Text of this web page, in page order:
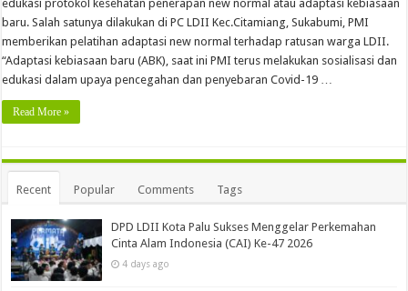
edukasi protokol kesehatan penerapan new normal atau adaptasi kebiasaan
baru. Salah satunya dilakukan di PC LDII Kec.Citamiang, Sukabumi, PMI
memberikan pelatihan adaptasi new normal terhadap ratusan warga LDII.
“Adaptasi kebiasaan baru (ABK), saat ini PMI terus melakukan sosialisasi dan
edukasi dalam upaya pencegahan dan penyebaran Covid-19 …
Read More »
Recent Popular Comments Tags
DPD LDII Kota Palu Sukses Menggelar Perkemahan
Cinta Alam Indonesia (CAI) Ke-47 2026
4 days ago